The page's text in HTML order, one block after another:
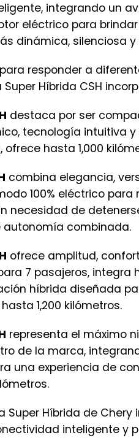
integrando un
eléctrico para
dinámica, silenciosa
responder a
Híbrida CSH
destaca por ser
tecnología intuitiva
hasta 1,000
combina elegancia,
100% eléctrico
necesidad de
autonomía combinada.
ofrece amplitud,
7 pasajeros, integra
híbrida diseñada
1,200 kilómetros.
representa el máximo
de la marca,
una experiencia de
Super Híbrida de
inteligente y